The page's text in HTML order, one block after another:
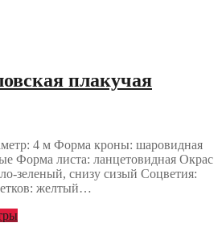
плакучая
4 м Форма кроны: шаровидная
Форма листа: ланцетовидная Окрас
зеленый, снизу сизый Соцветия:
желтый…